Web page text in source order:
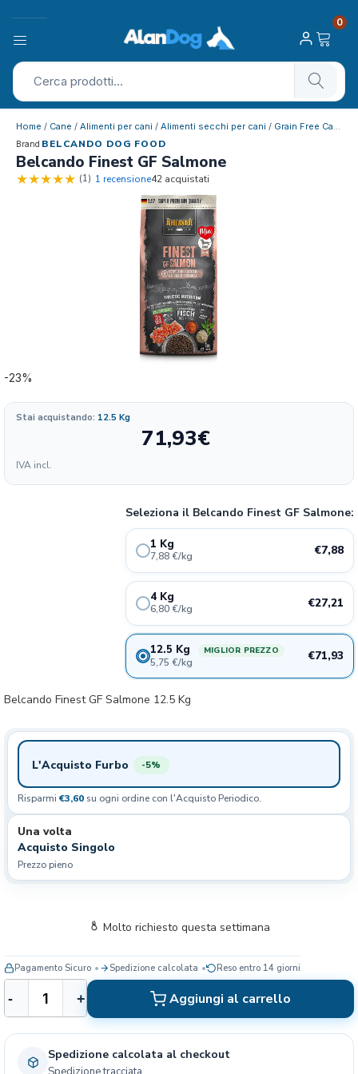
0
Home / Cane / Alimenti per cani / Alimenti secchi per cani / Grain Free Cane
Brand BELCANDO DOG FOOD
Belcando Finest GF Salmone
(1) 1 recensione42 acquistati
-23%
Stai acquistando: 12.5 Kg
71,93€
IVA incl.
Seleziona il Belcando Finest GF Salmone:
1 Kg
7,88 €/kg €7,88
4 Kg
6,80 €/kg €27,21
12.5 Kg MIGLIOR PREZZO
5,75 €/kg €71,93
1 kg 13% 7.88€
6.80
€/KG
5.75
€/KG
Belcando Finest GF Salmone 12.5 Kg
L'Acquisto Furbo -5%
Risparmi €3,60 su ogni ordine con l'Acquisto Periodico.
Una volta
Acquisto Singolo
Prezzo pieno
e
l
a
- + Aggiungi al carrello
Molto richiesto questa settimana
Pagamento Sicuro Spedizione calcolata Reso entro 14 giorni
Spedizione calcolata al checkout